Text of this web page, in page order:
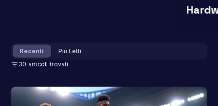
Recenti Più Letti
filter_list 30 articoli trovati